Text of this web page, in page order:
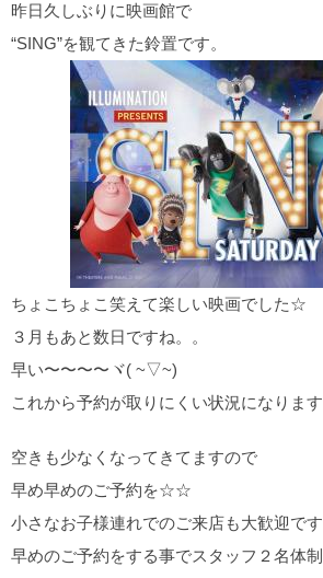
昨日久しぶりに映画館で
“SING”を観てきた鈴置です。
ちょこちょこ笑えて楽しい映画でした☆
３月もあと数日ですね。。
早い〜〜〜〜ヾ( ~▽~)
これから予約が取りにくい状況になります
空きも少なくなってきてますので
早め早めのご予約を☆☆
小さなお子様連れでのご来店も大歓迎で
早めのご予約をする事でスタッフ２名体